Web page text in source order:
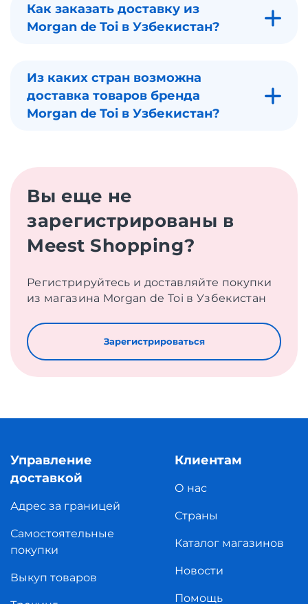
Как заказать доставку из
Morgan de Toi в Узбекистан?
Из каких стран возможна
доставка товаров бренда
Morgan de Toi в Узбекистан?
Вы еще не
зарегистрированы в
Meest Shopping?
Регистрируйтесь и доставляйте покупки
из магазина Morgan de Toi в Узбекистан
Зарегистрироваться
Управление
доставкой
Адрес за границей
Самостоятельные
покупки
Выкуп товаров
Клиентам
О нас
Страны
Каталог магазинов
Новости
Помощь